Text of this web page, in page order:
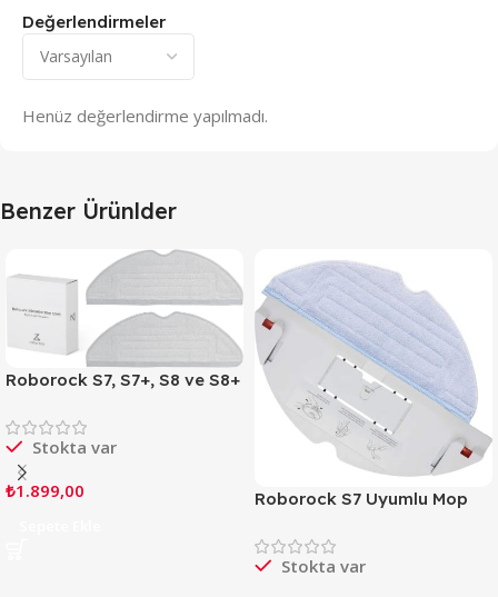
Değerlendirmeler
Henüz değerlendirme yapılmadı.
Benzer Ürünlder
Roborock S7, S7+, S8 ve S8+
Stokta var
₺1.899,00
Roborock S7 Uyumlu Mop
Stokta var